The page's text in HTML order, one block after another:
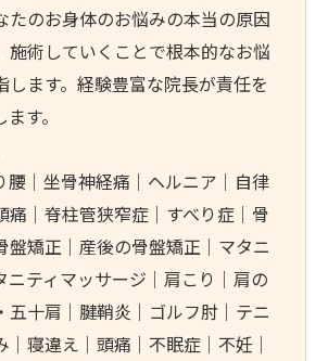
たのお身体のお悩みの本当の原因
施術していくことで根本的なお悩
します。経験豊富な院長が責任を
す。
腰｜坐骨神経痛｜ヘルニア｜自律
痛｜脊柱管狭窄症｜すべり症｜骨
盤矯正｜産後の骨盤矯正｜マタニ
ニティマッサージ｜肩こり｜肩の
五十肩｜腱鞘炎｜ゴルフ肘｜テニ
｜寝違え｜頭痛｜不眠症｜不妊｜